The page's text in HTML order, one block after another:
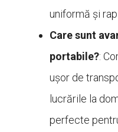
uniformă și
Care sunt
portabile?:
ușor de
lucrările la
perfecte